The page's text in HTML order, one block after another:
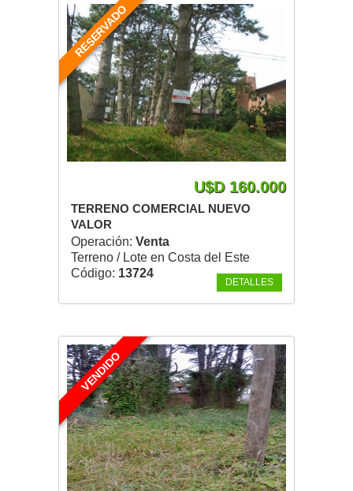
RESERVADO
U$D 160.000
TERRENO COMERCIAL NUEVO
VALOR
Operación: Venta
Terreno / Lote en Costa del Este
Código: 13724
DETALLES
VENDIDO